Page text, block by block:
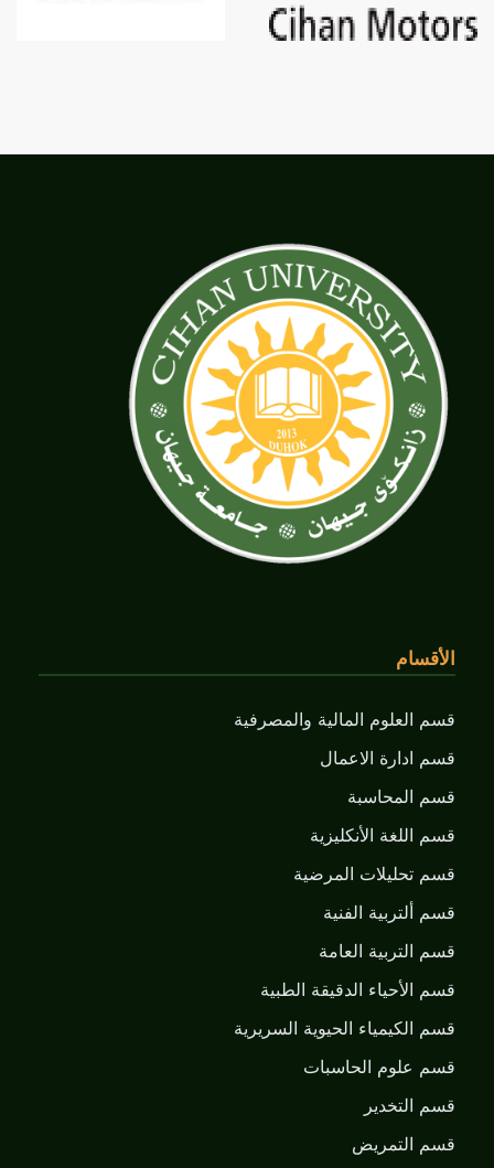
الأقسام
قسم العلوم المالية والمصرفية
قسم ادارة الاعمال
قسم المحاسبة
قسم اللغة الأنكليزية
قسم تحليلات المرضية
قسم ألتربية الفنية
قسم التربية العامة
قسم الأحياء الدقيقة الطبية
قسم الكيمياء الحيوية السريرية
قسم علوم الحاسبات
قسم التخدير
قسم التمريض